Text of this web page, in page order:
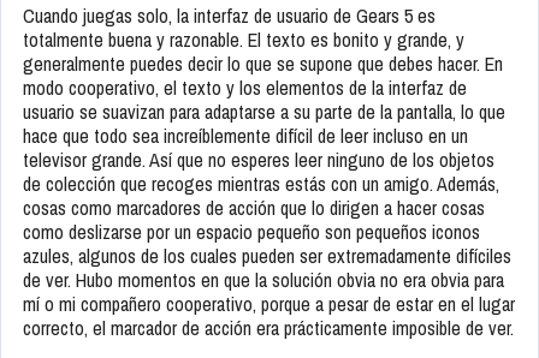
Cuando juegas solo, la interfaz de usuario de Gears 5 es
totalmente buena y razonable. El texto es bonito y grande, y
generalmente puedes decir lo que se supone que debes hacer. En
modo cooperativo, el texto y los elementos de la interfaz de
usuario se suavizan para adaptarse a su parte de la pantalla, lo que
hace que todo sea increíblemente difícil de leer incluso en un
televisor grande. Así que no esperes leer ninguno de los objetos
de colección que recoges mientras estás con un amigo. Además,
cosas como marcadores de acción que lo dirigen a hacer cosas
como deslizarse por un espacio pequeño son pequeños iconos
azules, algunos de los cuales pueden ser extremadamente difíciles
de ver. Hubo momentos en que la solución obvia no era obvia para
mí o mi compañero cooperativo, porque a pesar de estar en el lugar
correcto, el marcador de acción era prácticamente imposible de ver.